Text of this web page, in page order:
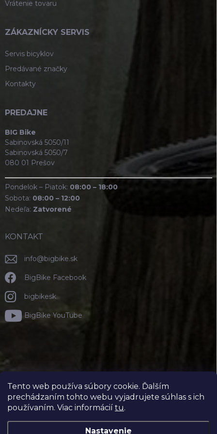
Tento web používa súbory cookie. Ďalším
prechádzaním tohto webu vyjadrujete súhlas s ich
používaním. Viac informácií tu.
Nastavenie
Vrátenie tovaru
ZÁKAZNÍCKY SERVIS
Servis bicyklov
Predávané značky
Kontakty
PREDAJNE
BIG Bike
Sabinovská 5050/11
Sabinovská 5050/7
080 01 Prešov
Pondelok – Piatok: 08:00 – 18:00
Sobota: 08:00 – 12:00
Nedeľa: Zatvorené
KONTAKT
info@bigbike.sk
BigBike Facebook
bigbikesk
BigBike YouTube